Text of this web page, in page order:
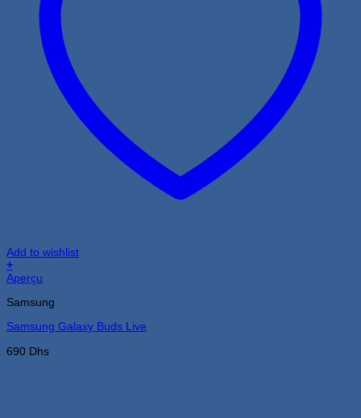
Add to wishlist
+
Aperçu
Samsung
Samsung Galaxy Buds Live
690 Dhs